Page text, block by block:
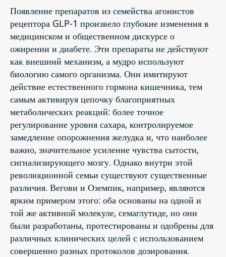
Появление препаратов из семейства агонистов
рецептора GLP-1 произвело глубокие изменения в
медицинском и общественном дискурсе о
ожирении и диабете. Эти препараты не действуют
как внешний механизм, а мудро используют
биологию самого организма. Они имитируют
действие естественного гормона кишечника, тем
самым активируя цепочку благоприятных
метаболических реакций: более точное
регулирование уровня сахара, контролируемое
замедление опорожнения желудка и, что наиболее
важно, значительное усиление чувства сытости,
сигнализирующего мозгу. Однако внутри этой
революционной семьи существуют существенные
различия. Вегови и Оземпик, например, являются
ярким примером этого: оба основаны на одной и
той же активной молекуле, семаглутиде, но они
были разработаны, протестированы и одобрены для
различных клинических целей с использованием
совершенно разных протоколов дозирования.